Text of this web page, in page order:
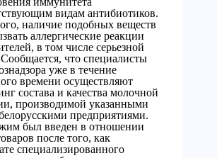
видам антибиотиков.
наличие подобных веществ
аллергические реакции
в том числе серьезной
что специалисты
уже в течение
времени осуществляют
состава и качества молочной
производимой указанными
предприятиями.
был введен в отношении
после того, как
специализированного